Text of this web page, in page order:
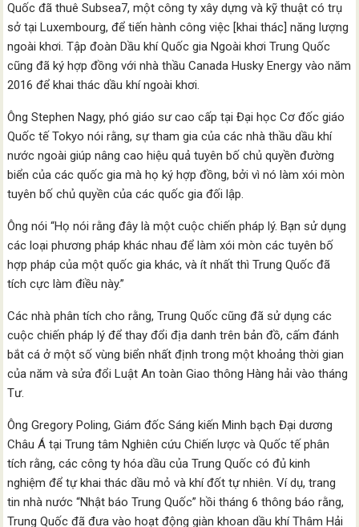
Quốc đã thuê Subsea7, một công ty xây dựng và kỹ thuật có trụ
sở tại Luxembourg, để tiến hành công việc [khai thác] năng lượng
ngoài khơi. Tập đoàn Dầu khí Quốc gia Ngoài khơi Trung Quốc
cũng đã ký hợp đồng với nhà thầu Canada Husky Energy vào năm
2016 để khai thác dầu khí ngoài khơi.
Ông Stephen Nagy, phó giáo sư cao cấp tại Đại học Cơ đốc giáo
Quốc tế Tokyo nói rằng, sự tham gia của các nhà thầu dầu khí
nước ngoài giúp nâng cao hiệu quả tuyên bố chủ quyền đường
biển của các quốc gia mà họ ký hợp đồng, bởi vì nó làm xói mòn
tuyên bố chủ quyền của các quốc gia đối lập.
Ông nói “Họ nói rằng đây là một cuộc chiến pháp lý. Bạn sử dụng
các loại phương pháp khác nhau để làm xói mòn các tuyên bố
hợp pháp của một quốc gia khác, và ít nhất thì Trung Quốc đã
tích cực làm điều này.”
Các nhà phân tích cho rằng, Trung Quốc cũng đã sử dụng các
cuộc chiến pháp lý để thay đổi địa danh trên bản đồ, cấm đánh
bắt cá ở một số vùng biển nhất định trong một khoảng thời gian
của năm và sửa đổi Luật An toàn Giao thông Hàng hải vào tháng
Tư.
Ông Gregory Poling, Giám đốc Sáng kiến ​​Minh bạch Đại dương
Châu Á tại Trung tâm Nghiên cứu Chiến lược và Quốc tế phân
tích rằng, các công ty hóa dầu của Trung Quốc có đủ kinh
nghiệm để tự khai thác dầu mỏ và khí đốt tự nhiên. Ví dụ, trang
tin nhà nước “Nhật báo Trung Quốc” hồi tháng 6 thông báo rằng,
Trung Quốc đã đưa vào hoạt động giàn khoan dầu khí Thâm Hải